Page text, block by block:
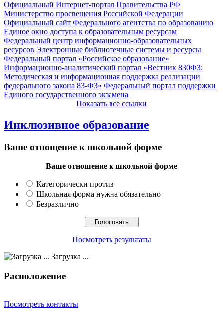
Официальный Интернет-портал Правительства РФ
Министерство просвещения Российской Федерации
Официальный сайт Федерального агентства по образованию
Единое окно доступа к образовательным ресурсам
Федеральный центр информационно-образовательных
ресурсов Электронные библиотечные системы и ресурсы
Федеральный портал «Российское образование»
Информационно-аналитический портал «Вестник 830ФЗ:
Методическая и информационная поддержка реализации
федерального закона 83-ФЗ» Федеральный портал поддержки
Единого государственного экзамена
Показать все ссылки
Инклюзивное образование
Ваше отнощение к школьной форме
Ваше отношение к школьной форме
Категорически против
Школьная форма нужна обязательно
Безразлично
Посмотреть результаты
Загрузка ...
Расположение
Посмотреть контакты